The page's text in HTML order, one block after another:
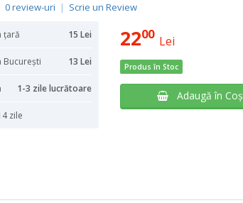
0 review-uri | Scrie un Review
țară 15 Lei
București 13 Lei
1-3 zile lucrătoare
zile
2200 Lei
Produs în Stoc
Adaugă în Coş